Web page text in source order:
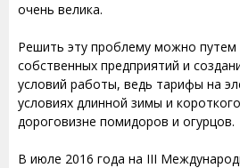
очень велика.
Решить эту проблему можно путем
собственных предприятий и
условий работы, ведь тарифы на
условиях длинной зимы и
дороговизне помидоров и огурцов.
В июле 2016 года на III